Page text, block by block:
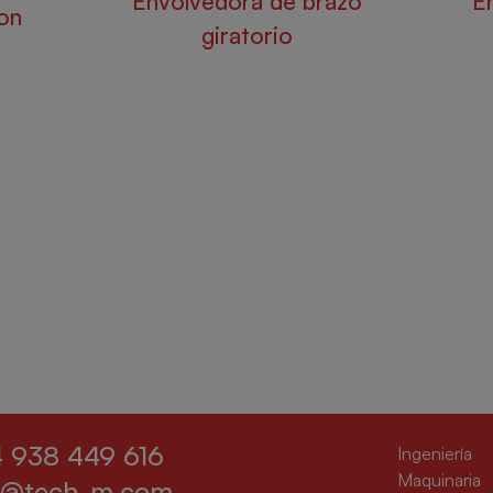
giratorio
938 449 616
Ingeniería
Maquinaria